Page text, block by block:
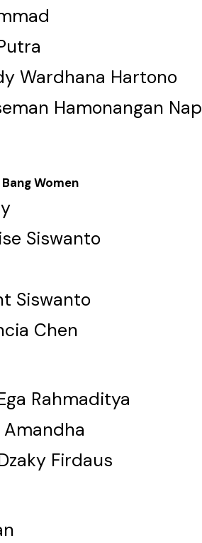
Wardhana Hartono
Hamonangan
Women
Siswanto
Siswanto
Chen
Rahmaditya
Amandha
Firdaus